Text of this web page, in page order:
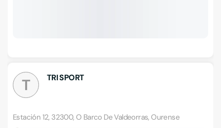
T TRI SPORT
Estación 12, 32300, O Barco De Valdeorras, Ourense